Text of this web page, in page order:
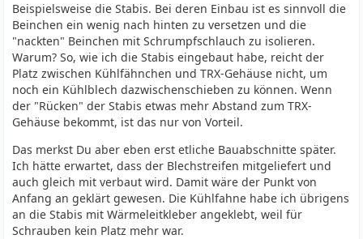
Beispielsweise die Stabis. Bei deren Einbau ist es sinnvoll die
Beinchen ein wenig nach hinten zu versetzen und die
"nackten" Beinchen mit Schrumpfschlauch zu isolieren.
Warum? So, wie ich die Stabis eingebaut habe, reicht der
Platz zwischen Kühlfähnchen und TRX-Gehäuse nicht, um
noch ein Kühlblech dazwischenschieben zu können. Wenn
der "Rücken" der Stabis etwas mehr Abstand zum TRX-
Gehäuse bekommt, ist das nur von Vorteil.
Das merkst Du aber eben erst etliche Bauabschnitte später.
Ich hätte erwartet, dass der Blechstreifen mitgeliefert und
auch gleich mit verbaut wird. Damit wäre der Punkt von
Anfang an geklärt gewesen. Die Kühlfahne habe ich übrigens
an die Stabis mit Wärmeleitkleber angeklebt, weil für
Schrauben kein Platz mehr war.